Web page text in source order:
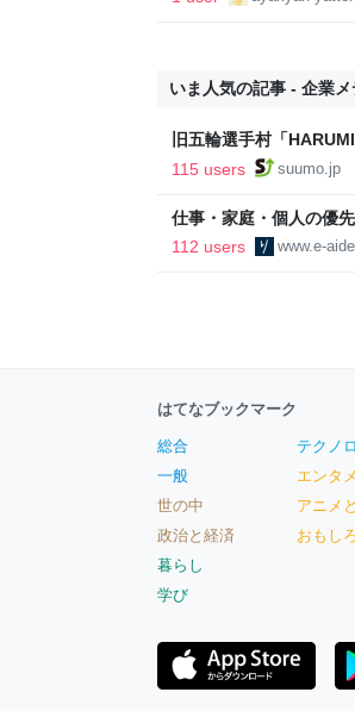
いま人気の記事 - 企業
旧五輪選手村「
ルで挑む、盆踊り2万
115 users suumo.jp
仕事・家庭・個人の優
後の自分に伝えたいこ
112 users www.e-
はてなブックマーク
総合
一般
世の中
政治と経済
暮らし
学び
テクノ
エンタメ
アニメ
おもし